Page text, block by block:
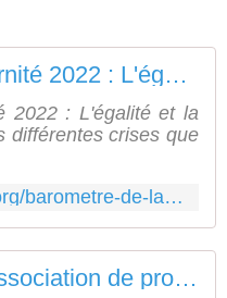
Baromètre de la Fraternité 2022 : L'égalité et la fraternité fragilisées par les différentes crises que notre pays a traversé.
2022 : L'égalité et la
différentes crises que
https://france-fraternites.org/barometre-de-la-fraternite-2022-legalite-et-la-fraternite-fragilisees-par-les-differentes-crises-que-notre-pays-a-traverse/
France Fraternités - Association de promotion de la fraternité en France